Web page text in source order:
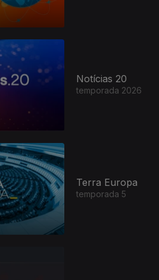
Notícias 20
temporada 2026
Terra Europa
temporada 5